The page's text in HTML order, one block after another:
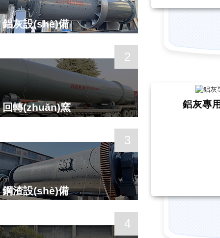
鋁灰設(shè)備
回轉(zhuǎn)窯
2
鋼渣設(shè)備
3
4
鋁灰專